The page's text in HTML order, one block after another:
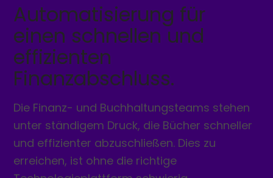
Automatisierung für
einen schnellen und
effizienten
Finanzabschluss.
Die Finanz- und Buchhaltungsteams stehen
unter ständigem Druck, die Bücher schneller
und effizienter abzuschließen. Dies zu
erreichen, ist ohne die richtige